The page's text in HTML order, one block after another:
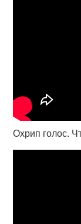
Охрип голос.